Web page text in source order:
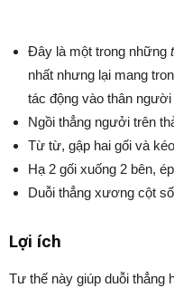
Đây là một trong những
nhất nhưng lại mang
tác động vào thân
Ngồi thẳng ngưởi trên
Từ từ, gập hai gối và
Hạ 2 gối xuống 2 bên,
Duỗi thẳng xương cột
Lợi ích
Tư thế này giúp duỗi thẳng